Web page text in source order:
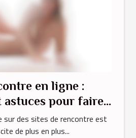
en ligne :
astuces pour faire
sur des sites de rencontre est
de plus en plus...